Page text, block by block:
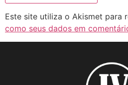
Este site utiliza o Akismet para
como seus dados em